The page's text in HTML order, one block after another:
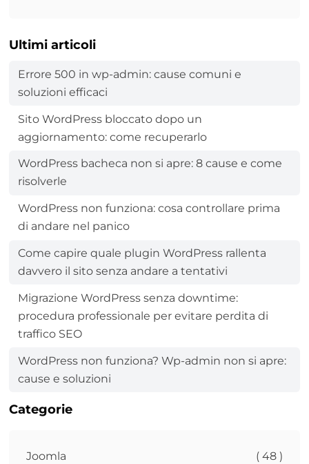
Ultimi articoli
Errore 500 in wp-admin: cause comuni e
soluzioni efficaci
Sito WordPress bloccato dopo un
aggiornamento: come recuperarlo
WordPress bacheca non si apre: 8 cause e come
risolverle
WordPress non funziona: cosa controllare prima
di andare nel panico
Come capire quale plugin WordPress rallenta
davvero il sito senza andare a tentativi
Migrazione WordPress senza downtime:
procedura professionale per evitare perdita di
traffico SEO
WordPress non funziona? Wp-admin non si apre:
cause e soluzioni
Categorie
Joomla ( 48 )